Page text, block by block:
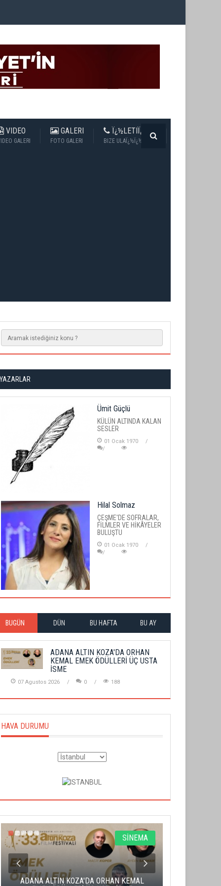
VIDEO
GALERI
GALERI
FOTO GALERI
Ï¿½LETIÏ¿½IM
BIZE ULAÏ¿½Ï¿½N
YAZARLAR
Ümit Güçlü
KÜLÜN ALTINDA KALAN
SESLER
01 Ocak 1970
Hilal Solmaz
ÇEŞME'DE SOFRALAR,
FİLMLER VE HİKÂYELER
BULUŞTU
01 Ocak 1970
BUGÜN DÜN BU HAFTA BU AY
ADANA ALTIN KOZA'DA ORHAN
KEMAL EMEK ÖDÜLLERİ ÜÇ USTA
İSME
07 Agustos 2026 0 188
HAVA DURUMU
SİNEMA
ADANA ALTIN KOZA'DA ORHAN KEMAL